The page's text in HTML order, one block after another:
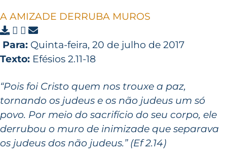
A AMIZADE DERRUBA MUROS
Para: Quinta-feira, 20 de julho de 2017
Texto: Efésios 2.11-18
“Pois foi Cristo quem nos trouxe a paz,
tornando os judeus e os não judeus um só
povo. Por meio do sacrifício do seu corpo, ele
derrubou o muro de inimizade que separava
os judeus dos não judeus.” (Ef 2.14)